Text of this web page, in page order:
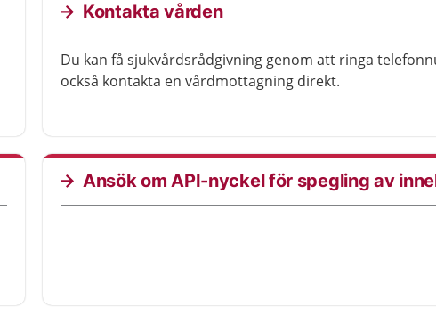
Kontakta vården
Du kan få sjukvårdsrådgivning genom att ringa
också kontakta en vårdmottagning direkt.
Ansök om API-nyckel för spegling av